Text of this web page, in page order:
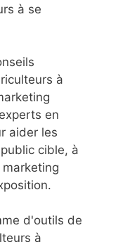
à se
à
en
aider les
cible, à
d'outils de
à